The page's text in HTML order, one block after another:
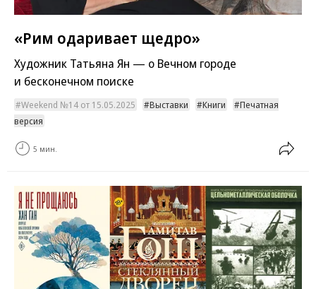
«Рим одаривает щедро»
Художник Татьяна Ян — о Вечном городе
и бесконечном поиске
Weekend №14 от 15.05.2025 Выставки Книги
Печатная
версия
5 мин.